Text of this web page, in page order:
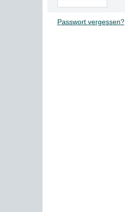
Passwort vergessen?